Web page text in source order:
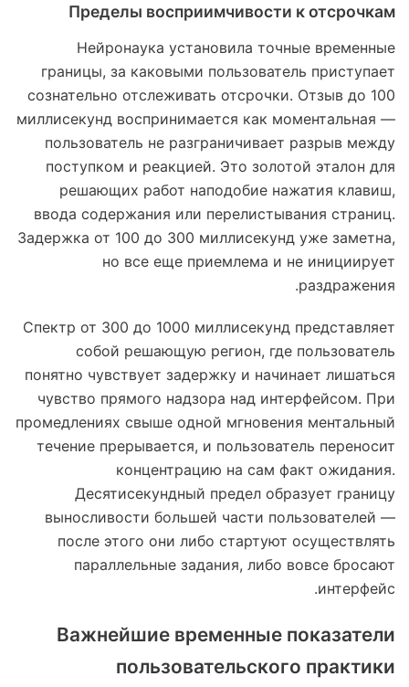
Пределы восприимчивости к отсрочкам
Нейронаука установила точные временные
границы, за каковыми пользователь приступает
сознательно отслеживать отсрочки. Отзыв до 100
миллисекунд воспринимается как моментальная —
пользователь не разграничивает разрыв между
поступком и реакцией. Это золотой эталон для
решающих работ наподобие нажатия клавиш,
ввода содержания или перелистывания страниц.
Задержка от 100 до 300 миллисекунд уже заметна,
но все еще приемлема и не инициирует
раздражения.
Спектр от 300 до 1000 миллисекунд представляет
собой решающую регион, где пользователь
понятно чувствует задержку и начинает лишаться
чувство прямого надзора над интерфейсом. При
промедлениях свыше одной мгновения ментальный
течение прерывается, и пользователь переносит
концентрацию на сам факт ожидания.
Десятисекундный предел образует границу
выносливости большей части пользователей —
после этого они либо стартуют осуществлять
параллельные задания, либо вовсе бросают
интерфейс.
Важнейшие временные показатели
пользовательского практики